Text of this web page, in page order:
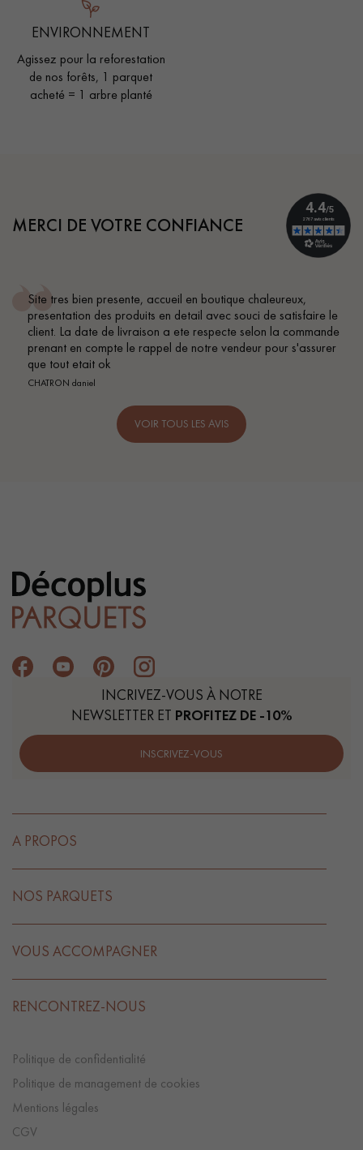
ENVIRONNEMENT
Agissez pour la reforestation
de nos forêts, 1 parquet
acheté = 1 arbre planté
MERCI DE VOTRE CONFIANCE
Site tres bien presente, accueil en boutique chaleureux,
presentation des produits en detail avec souci de satisfaire le
client. La date de livraison a ete respecte selon la commande
prenant en compte le rappel de notre vendeur pour s'assurer
que tout etait ok
CHATRON daniel
VOIR TOUS LES AVIS
INCRIVEZ-VOUS À NOTRE
NEWSLETTER ET PROFITEZ DE -10%
INSCRIVEZ-VOUS
A PROPOS
NOS PARQUETS
VOUS ACCOMPAGNER
RENCONTREZ-NOUS
Politique de confidentialité
Politique de management de cookies
Mentions légales
CGV